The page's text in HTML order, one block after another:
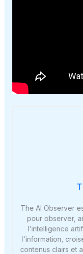
The AI Observer
pour observer,
l’intelligence
l’information,
contenus clairs et